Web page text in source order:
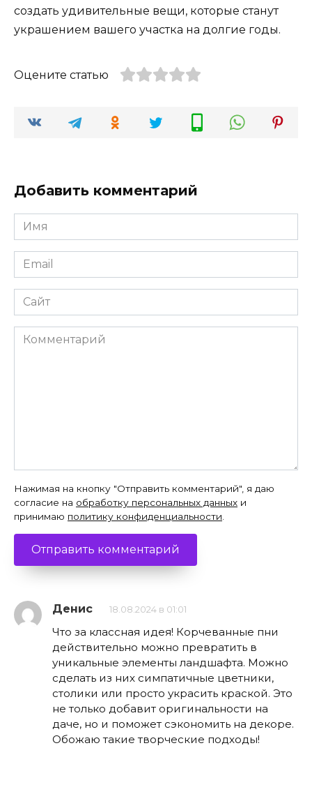
создать удивительные вещи, которые станут
украшением вашего участка на долгие годы.
Оцените статью
Добавить комментарий
Имя
*
Email
*
Сайт
Комментарий
Нажимая на кнопку "Отправить комментарий", я даю
согласие на обработку персональных данных и
принимаю политику конфиденциальности.
Денис 18.08.2024 в 01:01
Что за классная идея! Корчеванные пни
действительно можно превратить в
уникальные элементы ландшафта. Можно
сделать из них симпатичные цветники,
столики или просто украсить краской. Это
не только добавит оригинальности на
даче, но и поможет сэкономить на декоре.
Обожаю такие творческие подходы!